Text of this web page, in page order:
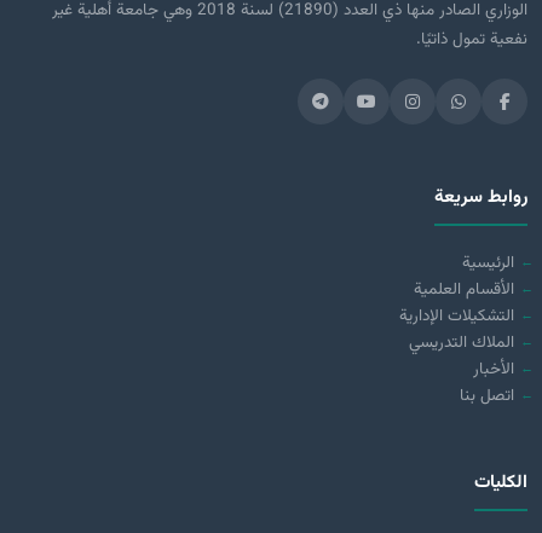
الوزاري الصادر منها ذي العدد (21890) لسنة 2018 وهي جامعة أهلية غير
نفعية تمول ذاتيًا.
روابط سريعة
الرئيسية
الأقسام العلمية
التشكيلات الإدارية
الملاك التدريسي
الأخبار
اتصل بنا
الكليات